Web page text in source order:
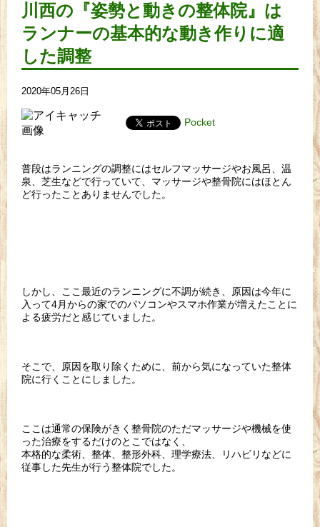
川西の『姿勢と動きの整体院』は
ランナーの基本的な動き作りに適
した調整
2020年05月26日
Pocket
普段はランニングの調整にはセルフマッサージやお風呂、温
泉、芝生などで行っていて、マッサージや整骨院にはほとん
ど行ったことありませんでした。
しかし、ここ最近のランニングに不調が続き、原因は今年に
入って4月からの家でのパソコンやスマホ作業が増えたことに
よる疲労だと感じていました。
そこで、原因を取り除くために、前から気になっていた整体
院に行くことにしました。
ここは通常の保険がきく整骨院のただマッサージや機械を使
った治療をするだけのとこではなく、
本格的な柔術、整体、整形外科、理学療法、リハビリなどに
従事した先生が行う整体院でした。